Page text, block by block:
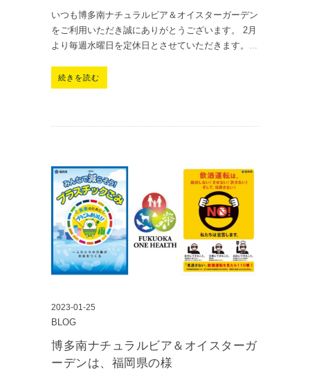
いつも博多南ナチュラルビア＆オイスターガーデン
をご利用いただき誠にありがとうございます。 2月
より毎週水曜日を定休日とさせていただきます。 ...
続きを読む
2023-01-25
BLOG
博多南ナチュラルビア＆オイスターガ
ーデンは、福岡県の様